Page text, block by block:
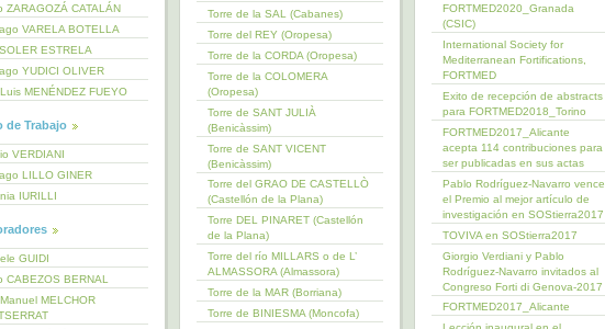
ZARAGOZÁ CATALÁN
VARELA BOTELLA
ESTRELA
YUDICI OLIVER
MENÉNDEZ FUEYO
de Trabajo
VERDIANI
LILLO GINER
IURILLI
GUIDI
CABEZOS BERNAL
MELCHOR
Torre de la SAL (Cabanes)
Torre del REY (Oropesa)
Torre de la CORDA (Oropesa)
Torre de la COLOMERA
(Oropesa)
Torre de SANT JULIÀ
(Benicàssim)
Torre de SANT VICENT
(Benicàssim)
Torre del GRAO DE CASTELLÒ
(Castellón de la Plana)
Torre DEL PINARET (Castellón
de la Plana)
Torre del río MILLARS o de L’
ALMASSORA (Almassora)
Torre de la MAR (Borriana)
Torre de BINIESMA (Moncofa)
FORTMED2020_Granada
(CSIC)
International Society for
Mediterranean Fortifications,
FORTMED
Exito de recepción de abstracts
para FORTMED2018_Torino
FORTMED2017_Alicante
acepta 114 contribuciones para
ser publicadas en sus actas
Pablo Rodríguez-Navarro vence
el Premio al mejor artículo de
investigación en SOStierra2017
TOVIVA en SOStierra2017
Giorgio Verdiani y Pablo
Rodríguez-Navarro invitados al
Congreso Forti di Genova-2017
FORTMED2017_Alicante